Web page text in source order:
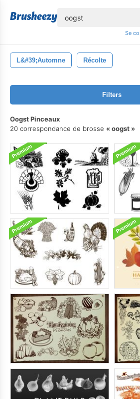
Se
L&#39;automne Récolte
Filters
Oogst Pinceaux
20 correspondance de brosse
oogst